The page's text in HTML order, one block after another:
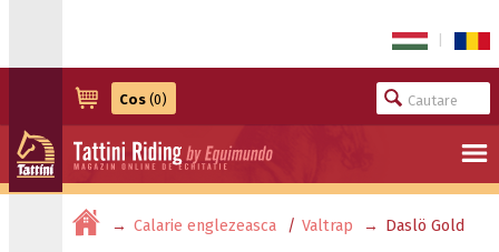
Cos (0)
Calarie englezeasca Valtrap Daslö Gold